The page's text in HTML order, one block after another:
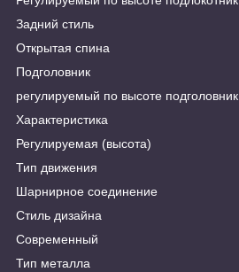
Задний стиль
Открытая спина
Подголовник
регулируемый по высоте подголовник
Характеристика
Регулируемая (высота)
Тип движения
Шарнирное соединение
Стиль дизайна
Современный
Тип металла